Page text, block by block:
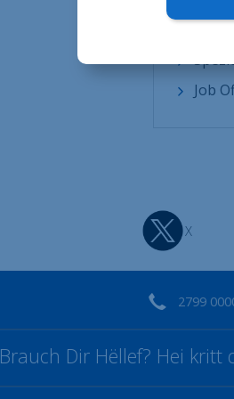
Job
X
2799
Brauch Dir Hëllef? Hei kritt